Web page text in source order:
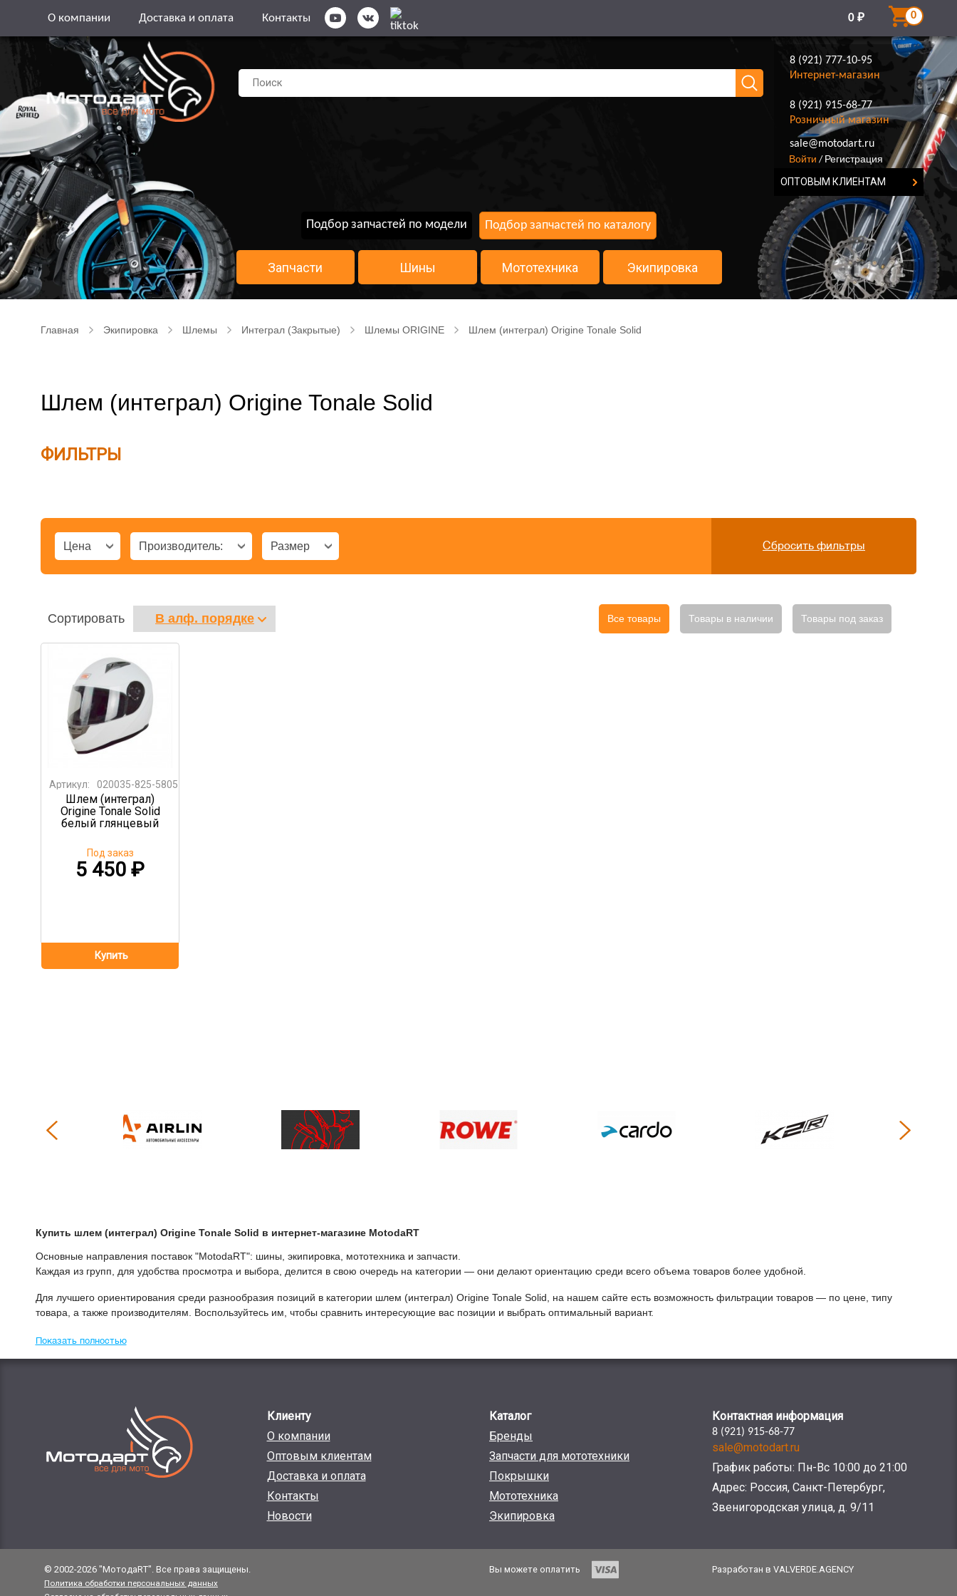
О компании Доставка и оплата Контакты 0 ₽ 0
8 (921) 777-10-95
Интернет-магазин
8 (921) 915-68-77
Розничный магазин
8 (921) 777-10-95
sale@motodart.ru
Войти / Регистрация
ОПТОВЫМ КЛИЕНТАМ
Подбор запчастей по модели Подбор запчастей по каталогу
Запчасти Шины Мототехника Экипировка
Главная Экипировка Шлемы Интеграл (Закрытые) Шлемы ORIGINE Шлем (интеграл) Origine Tonale Solid
Шлем (интеграл) Origine Tonale Solid
ФИЛЬТРЫ
Цена Производитель: Размер Сбросить фильтры
Все товары Товары в наличии Товары под заказ
Сортировать
Артикул: 020035-825-5805
Шлем (интеграл)
Origine Tonale Solid
белый глянцевый
5 450 ₽
Под заказ
Купить Шлем (интеграл) Origine Tonale Solid в интернет-магазине МоtodaRT
Основные направления поставок "МоtodaRT": шины, экипировка, мототехника и запчасти.
Каждая из групп, для удобства просмотра и выбора, делится в свою очередь на категории — они делают ориентацию среди всего объема товаров более удобной.
Для лучшего ориентирования среди разнообразия позиций в категории Шлем (интеграл) Origine Tonale Solid , на нашем сайте есть возможность фильтрации товаров — по цене, типу
товара, а также производителям. Воспользуйтесь им, чтобы сравнить интересующие вас позиции и выбрать оптимальный вариант.
Показать полностью
Клиенту
О компании
Оптовым клиентам
Доставка и оплата
Контакты
Новости
Каталог
Бренды
Запчасти для мототехники
Покрышки
Мототехника
Экипировка
Контактная информация
8 (921) 915-68-77
sale@motodart.ru
График работы: Пн-Вс 10:00 до 21:00
Адрес: Россия, Санкт-Петербург,
Звенигородская улица, д. 9/11
© 2002-2026 "МотодаRT". Все права защищены.
Политика обработки персональных данных
Вы можете оплатить Разработан в VALVERDE.AGENCY